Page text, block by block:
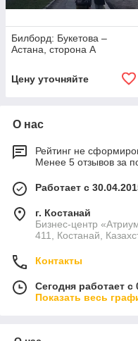
Билборд: Букетова –
Астана, сторона А
Цену уточняйте
О нас
Рейтинг не
Менее 5 отзывов за
Работает с
г. Костанай
Бизнес-центр
411, Костанай,
Контакты
Сегодня работает с
Показать весь